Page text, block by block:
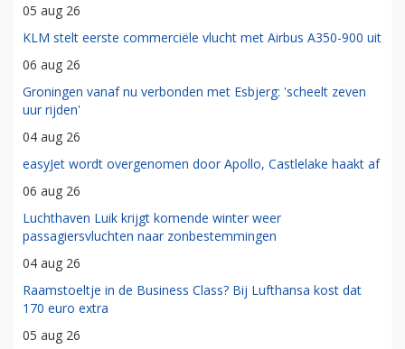
05 aug 26
KLM stelt eerste commerciële vlucht met Airbus A350-900 uit
06 aug 26
Groningen vanaf nu verbonden met Esbjerg: 'scheelt zeven
uur rijden'
04 aug 26
easyJet wordt overgenomen door Apollo, Castlelake haakt af
06 aug 26
Luchthaven Luik krijgt komende winter weer
passagiersvluchten naar zonbestemmingen
04 aug 26
Raamstoeltje in de Business Class? Bij Lufthansa kost dat
170 euro extra
05 aug 26